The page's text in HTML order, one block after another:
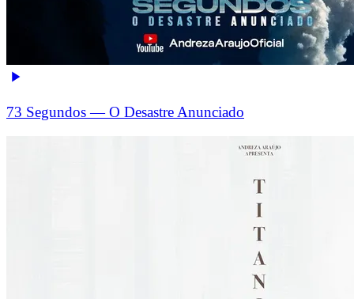
73 Segundos — O Desastre Anunciado